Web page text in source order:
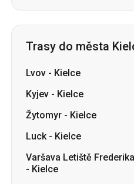
Trasy do města
Lvov - Kielce
Kyjev - Kielce
Žytomyr - Kielce
Luck- Kielce
Varšava Letiště
- Kielce